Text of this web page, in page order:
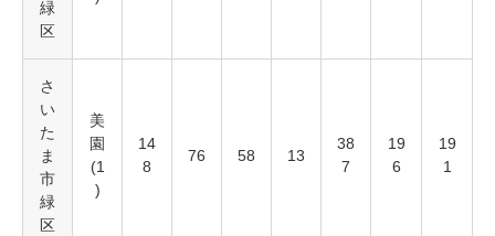
緑
区
さ
い
た
ま
市
緑
区
美
園
(1
)
14
8
76 58 13
38
7
19
6
19
1